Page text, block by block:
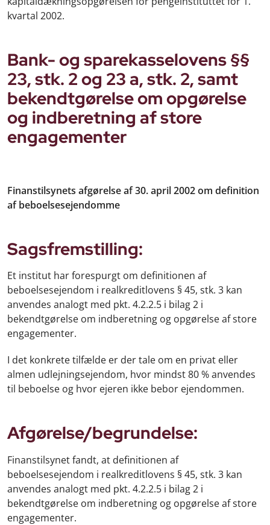
kvartal 2002.
Bank- og sparekasselovens §§
23, stk. 2 og 23 a, stk. 2, samt
bekendtgørelse om opgørelse
og indberetning af store
engagementer
Finanstilsynets afgørelse af 30. april 2002 om definition
af beboelsesejendomme
Sagsfremstilling:
Et institut har forespurgt om definitionen af
beboelsesejendom i realkreditlovens § 45, stk. 3 kan
anvendes analogt med pkt. 4.2.2.5 i bilag 2 i
bekendtgørelse om indberetning og opgørelse af store
engagementer.
I det konkrete tilfælde er der tale om en privat eller
almen udlejningsejendom, hvor mindst 80 % anvendes
til beboelse og hvor ejeren ikke bebor ejendommen.
Afgørelse/begrundelse:
Finanstilsynet fandt, at definitionen af
beboelsesejendom i realkreditlovens § 45, stk. 3 kan
anvendes analogt med pkt. 4.2.2.5 i bilag 2 i
bekendtgørelse om indberetning og opgørelse af store
engagementer.